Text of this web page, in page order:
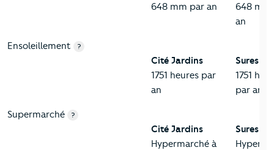
648 mm par an
648 mm
an
Ensoleillement ?
Cité Jardins
1751 heures par
an
Suresnes
1751
par an
Supermarché ?
Cité Jardins
Hypermarché à
Suresnes